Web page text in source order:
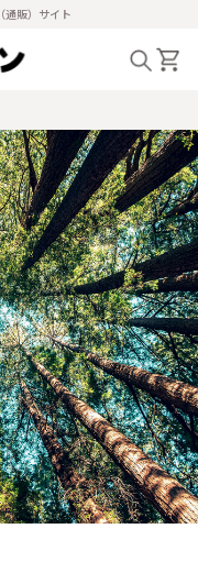
通販）サイト